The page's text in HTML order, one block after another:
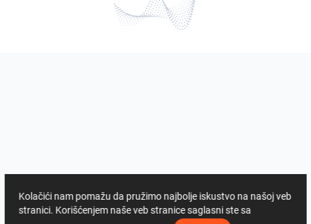
Kolačići nam pomažu da pružimo najbolje iskustvo na našoj veb
stranici. Korišćenjem naše veb stranice saglasni ste sa